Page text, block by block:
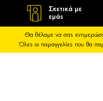
Σχετικά με
εμάς
Θα θέλαμε να σας
Όλες οι παραγγελίες που θα